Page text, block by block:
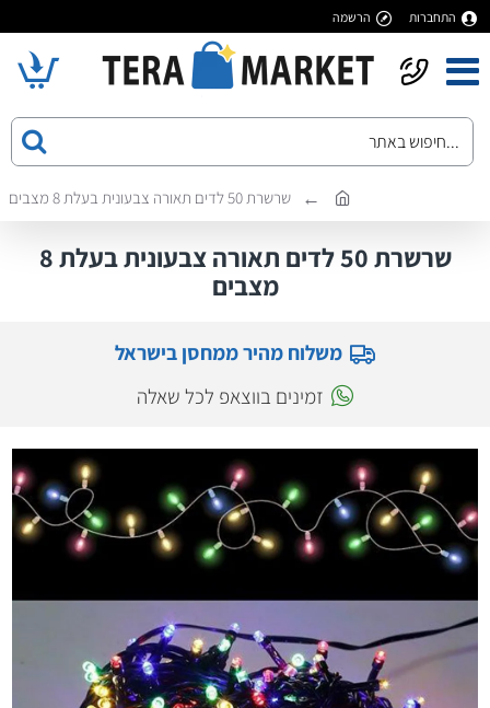
התחברות הרשמה
שרשרת 50 לדים תאורה צבעונית בעלת 8 מצבים
שרשרת 50 לדים תאורה צבעונית בעלת 8
מצבים
משלוח מהיר ממחסן בישראל
זמינים בווצאפ לכל שאלה